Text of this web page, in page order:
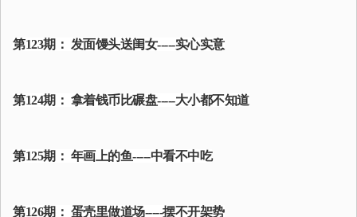
第123期： 发面馒头送闺女-----实心实意
第124期： 拿着钱币比碾盘-----大小都不知道
第125期： 年画上的鱼-----中看不中吃
第126期： 蛋壳里做道场-----摆不开架势